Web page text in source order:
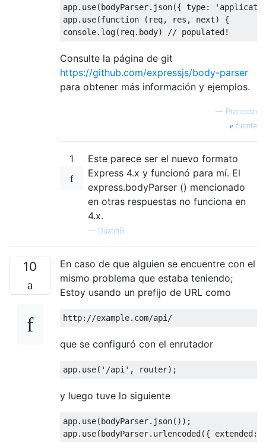
app. use(bodyParser. json({ type:
app. use(function ( req, res , next)
{
console. log( req. body) // populated!
Consulte la página de git
https://github.com/expressjs/body-parser
para obtener más información y ejemplos.
— Praneesh
fuente
1
Este parece ser el nuevo formato
Express 4.x y funcionó para mí. El
express.bodyParser () mencionado
en otras respuestas no funciona en
4.x.
— DustinB
10
En caso de que alguien se encuentre con el
mismo problema que estaba teniendo;
Estoy usando un prefijo de URL como
http: //example.com/api/
que se configuró con el enrutador
app. use( '/api' , router);
y luego tuve lo siguiente
app. use(bodyParser. json());
app. use(bodyParser. urlencoded({ extended: